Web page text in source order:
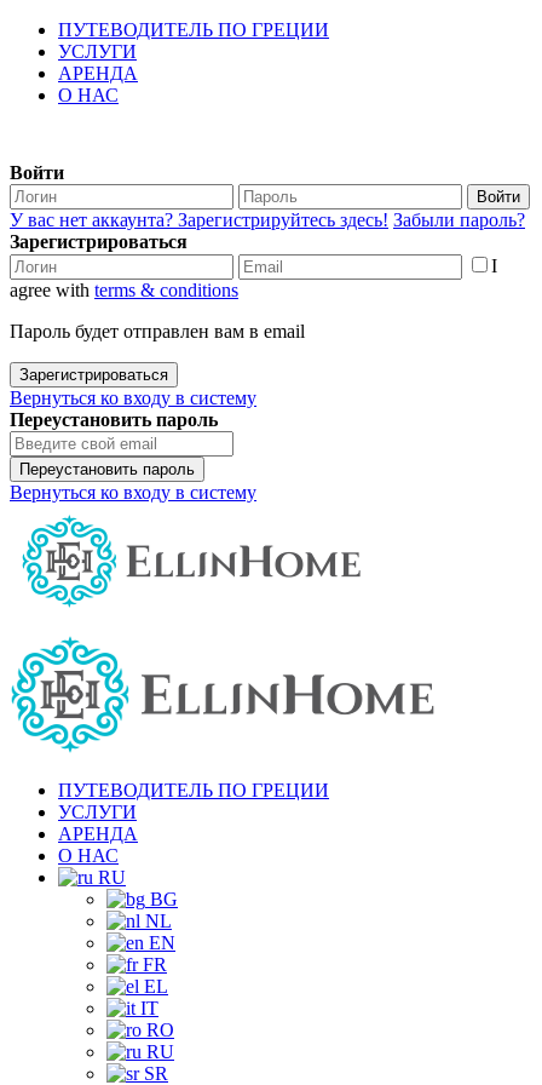
ПУТЕВОДИТЕЛЬ ПО ГРЕЦИИ
УСЛУГИ
АРЕНДА
О НАС
Войти
Войти
У вас нет аккаунта? Зарегистрируйтесь здесь! Забыли пароль?
Зарегистрироваться
I
agree with terms & conditions
Пароль будет отправлен вам в email
Зарегистрироваться
Вернуться ко входу в систему
Переустановить пароль
Переустановить пароль
Вернуться ко входу в систему
ПУТЕВОДИТЕЛЬ ПО ГРЕЦИИ
УСЛУГИ
АРЕНДА
О НАС
RU
BG
NL
EN
FR
EL
IT
RO
RU
SR